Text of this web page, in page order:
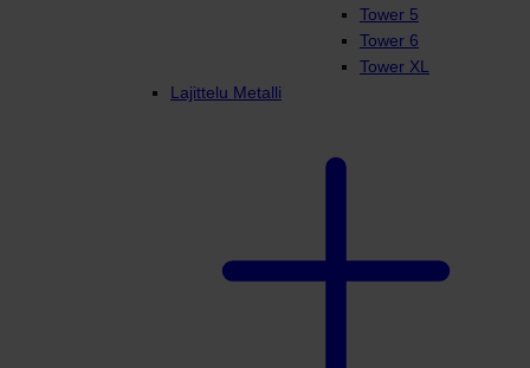
Tower 5
Tower 6
Tower XL
Lajittelu Metalli